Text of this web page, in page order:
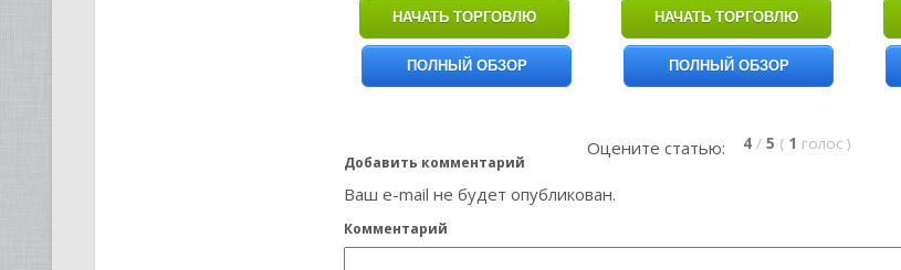
НАЧАТЬ ТОРГОВЛЮ
ПОЛНЫЙ ОБЗОР
НАЧАТЬ ТОРГОВЛЮ
ПОЛНЫЙ ОБЗОР
Оцените статью: 4 / 5 ( 1 голос )
Добавить комментарий
Ваш e-mail не будет опубликован.
Комментарий